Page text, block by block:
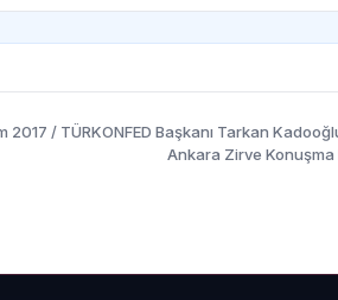
2017 / TÜRKONFED Başkanı Tarkan
Ankara Zirve Konuşma